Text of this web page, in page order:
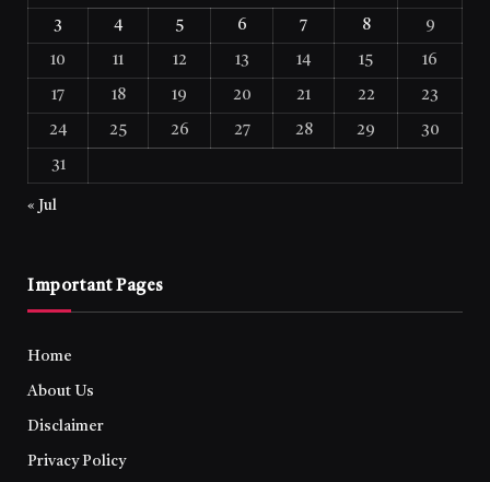
3 4 5 6 7 8 9
10 11 12 13 14 15 16
17 18 19 20 21 22 23
24 25 26 27 28 29 30
31
« Jul
Important Pages
Home
About Us
Disclaimer
Privacy Policy